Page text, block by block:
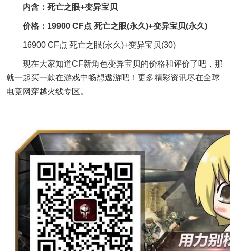
内含：死亡之眼+变异宝贝
价格：19900 CF点 死亡之眼(永久)+变异宝贝(永久)
16900 CF点 死亡之眼(永久)+变异宝贝(30)
现在大家知道CF新角色变异宝贝的价格和评价了吧，那
就一起买一款在游戏中畅想遨游吧！更多精彩资讯尽在全球
电竞网穿越火线专区。